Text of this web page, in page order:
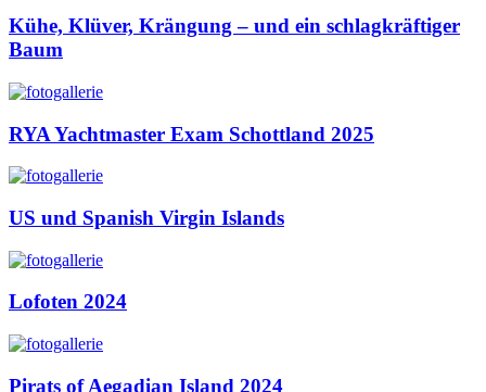
Kühe, Klüver, Krängung – und ein schlagkräftiger
Baum
RYA Yachtmaster Exam Schottland 2025
US und Spanish Virgin Islands
Lofoten 2024
Pirats of Aegadian Island 2024